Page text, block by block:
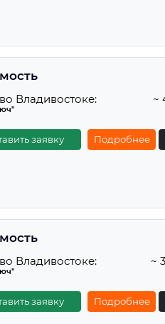
Владивостоке: ~
заявку Подробнее
Владивостоке: ~
заявку Подробнее